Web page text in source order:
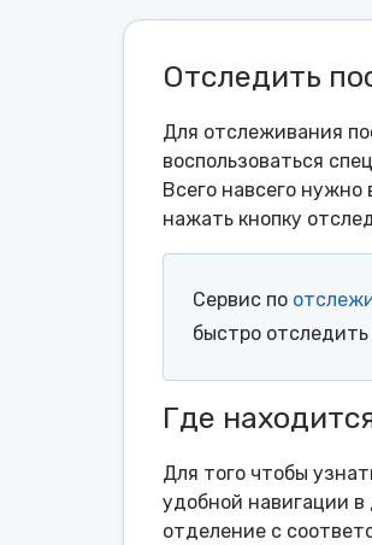
Отследить
Для отслеживания
воспользоваться
Всего навсего
нажать кнопку
Сервис по
быстро
Где
Для того чтобы
удобной навигации
отделение с